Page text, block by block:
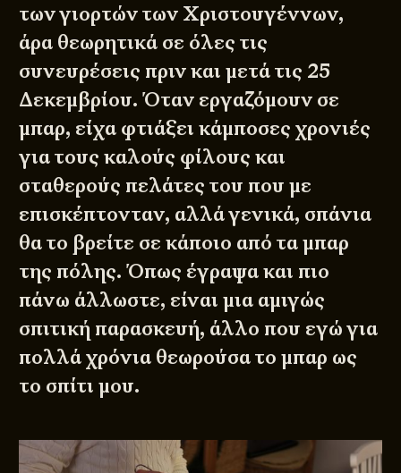
των γιορτών των Χριστουγέννων,
άρα θεωρητικά σε όλες τις
συνευρέσεις πριν και μετά τις 25
Δεκεμβρίου. Όταν εργαζόμουν σε
μπαρ, είχα φτιάξει κάμποσες χρονιές
για τους καλούς φίλους και
σταθερούς πελάτες του που με
επισκέπτονταν, αλλά γενικά, σπάνια
θα το βρείτε σε κάποιο από τα μπαρ
της πόλης. Όπως έγραψα και πιο
πάνω άλλωστε, είναι μια αμιγώς
σπιτική παρασκευή, άλλο που εγώ για
πολλά χρόνια θεωρούσα το μπαρ ως
το σπίτι μου.